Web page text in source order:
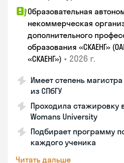
Образовательная
некоммерческая
дополнительного
образования «СКАЕНГ»
«СКАЕНГ») • 2026 г.
Имеет степень
из СПбГУ
Проходила стажировку
Womans University
Подбирает программу
каждого ученика
Читать дальше